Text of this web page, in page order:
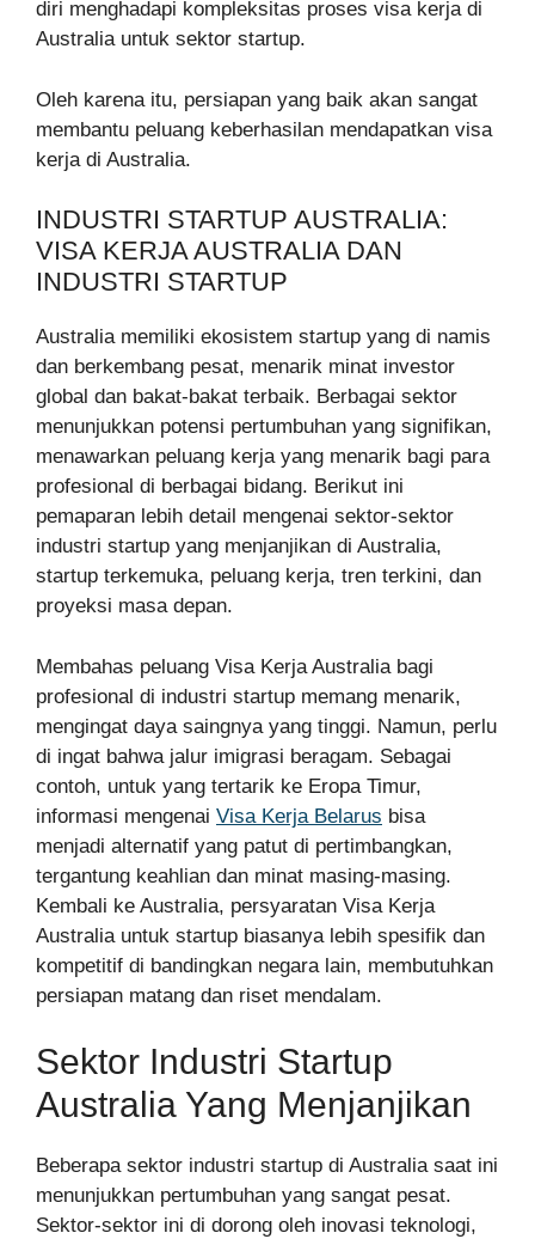
diri menghadapi kompleksitas proses visa kerja di
Australia untuk sektor startup.
Oleh karena itu, persiapan yang baik akan sangat
membantu peluang keberhasilan mendapatkan visa
kerja di Australia.
INDUSTRI STARTUP AUSTRALIA:
VISA KERJA AUSTRALIA DAN
INDUSTRI STARTUP
Australia memiliki ekosistem startup yang di namis
dan berkembang pesat, menarik minat investor
global dan bakat-bakat terbaik. Berbagai sektor
menunjukkan potensi pertumbuhan yang signifikan,
menawarkan peluang kerja yang menarik bagi para
profesional di berbagai bidang. Berikut ini
pemaparan lebih detail mengenai sektor-sektor
industri startup yang menjanjikan di Australia,
startup terkemuka, peluang kerja, tren terkini, dan
proyeksi masa depan.
Membahas peluang Visa Kerja Australia bagi
profesional di industri startup memang menarik,
mengingat daya saingnya yang tinggi. Namun, perlu
di ingat bahwa jalur imigrasi beragam. Sebagai
contoh, untuk yang tertarik ke Eropa Timur,
informasi mengenai Visa Kerja Belarus bisa
menjadi alternatif yang patut di pertimbangkan,
tergantung keahlian dan minat masing-masing.
Kembali ke Australia, persyaratan Visa Kerja
Australia untuk startup biasanya lebih spesifik dan
kompetitif di bandingkan negara lain, membutuhkan
persiapan matang dan riset mendalam.
Sektor Industri Startup
Australia Yang Menjanjikan
Beberapa sektor industri startup di Australia saat ini
menunjukkan pertumbuhan yang sangat pesat.
Sektor-sektor ini di dorong oleh inovasi teknologi,